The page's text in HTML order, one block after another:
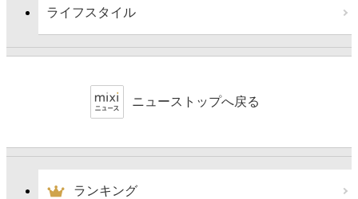
ライフスタイル
ニューストップへ戻る
ランキング